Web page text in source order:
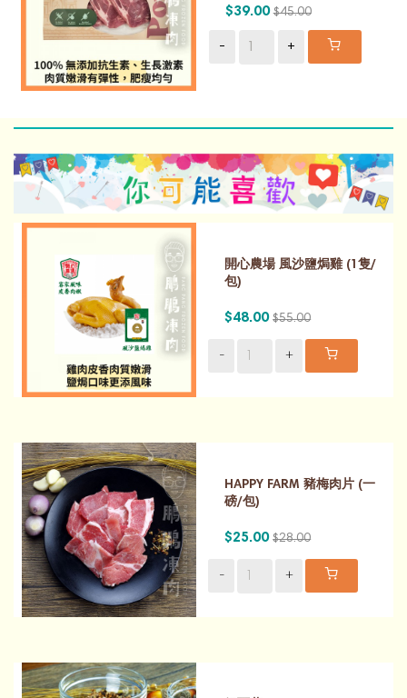
$39.00 $45.00
- +
開心農場 風沙鹽焗雞 (1隻/
包)
$48.00 $55.00
- +
HAPPY FARM 豬梅肉片 (一
磅/包)
$25.00 $28.00
- +